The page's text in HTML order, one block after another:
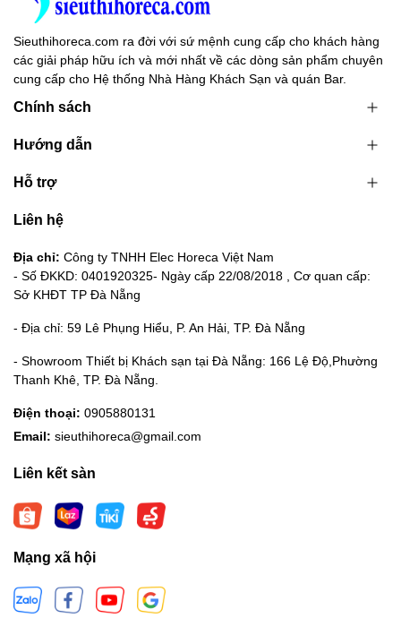
Sieuthihoreca.com ra đời với sứ mệnh cung cấp cho khách hàng
các giải pháp hữu ích và mới nhất về các dòng sản phẩm chuyên
cung cấp cho Hệ thống Nhà Hàng Khách Sạn và quán Bar.
Chính sách
Hướng dẫn
Hỗ trợ
Liên hệ
Địa chỉ: Công ty TNHH Elec Horeca Việt Nam
- Số ĐKKD: 0401920325- Ngày cấp 22/08/2018 , Cơ quan cấp:
Sở KHĐT TP Đà Nẵng
- Địa chỉ: 59 Lê Phụng Hiểu, P. An Hải, TP. Đà Nẵng
- Showroom Thiết bị Khách sạn tại Đà Nẵng: 166 Lệ Độ,Phường
Thanh Khê, TP. Đà Nẵng.
Điện thoại: 0905880131
Email: sieuthihoreca@gmail.com
Liên kết sàn
Mạng xã hội